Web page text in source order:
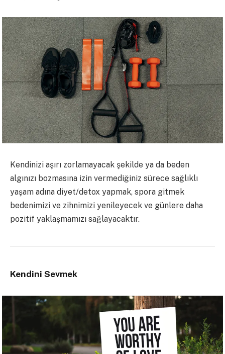
Kendinizi aşırı zorlamayacak şekilde ya da beden
algınızı bozmasına izin vermediğiniz sürece sağlıklı
yaşam adına diyet/detox yapmak, spora gitmek
bedenimizi ve zihnimizi yenileyecek ve günlere daha
pozitif yaklaşmamızı sağlayacaktır.
Kendini Sevmek